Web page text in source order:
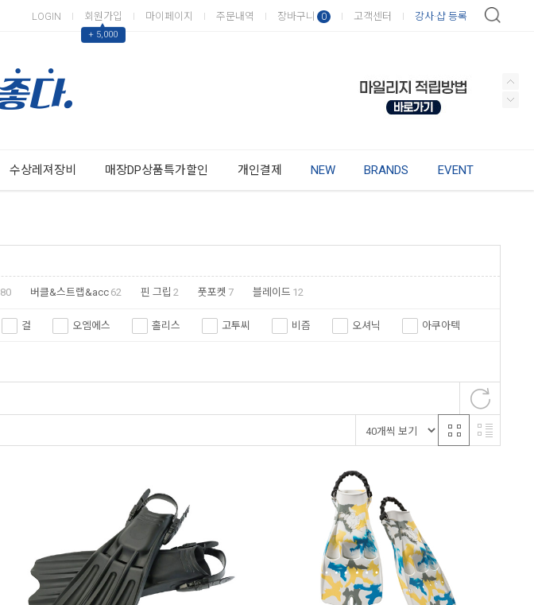
LOGIN 회원가입
▲
+ 5,000
마이페이지 주문내역 장바구니 0 고객센터 강사·샵 등록
수상레져장비 매장DP상품특가할인 개인결제 NEW BRANDS EVENT
80 버클&스트랩&acc 62 핀 그립 2 풋포켓 7 블레이드 12
걸 오엠에스 홀리스 고투씨 비즘 오셔닉 아쿠아텍